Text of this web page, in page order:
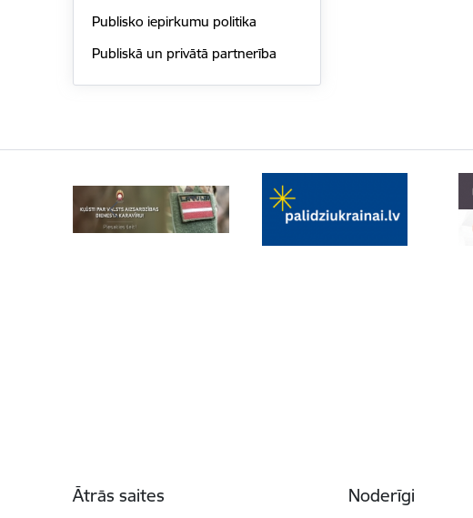
Publisko iepirkumu politika
Publiskā un privātā partnerība
Ātrās saites Noderīgi